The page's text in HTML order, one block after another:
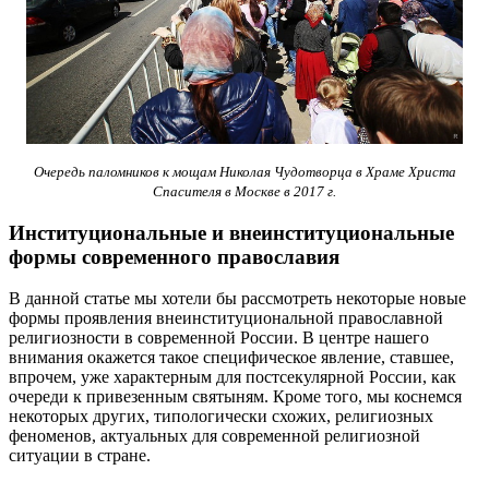
Очередь паломников к мощам Николая Чудотворца в Храме Христа
Спасителя в Москве в 2017 г.
Институциональные и внеинституциональные
формы современного православия
В данной статье мы хотели бы рассмотреть некоторые новые
формы проявления внеинституциональной православной
религиозности в современной России. В центре нашего
внимания окажется такое специфическое явление, ставшее,
впрочем, уже характерным для постсекулярной России, как
очереди к привезенным святыням. Кроме того, мы коснемся
некоторых других, типологически схожих, религиозных
феноменов, актуальных для современной религиозной
ситуации в стране.